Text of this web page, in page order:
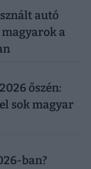
autó
a
őszén:
sok magyar
ban?